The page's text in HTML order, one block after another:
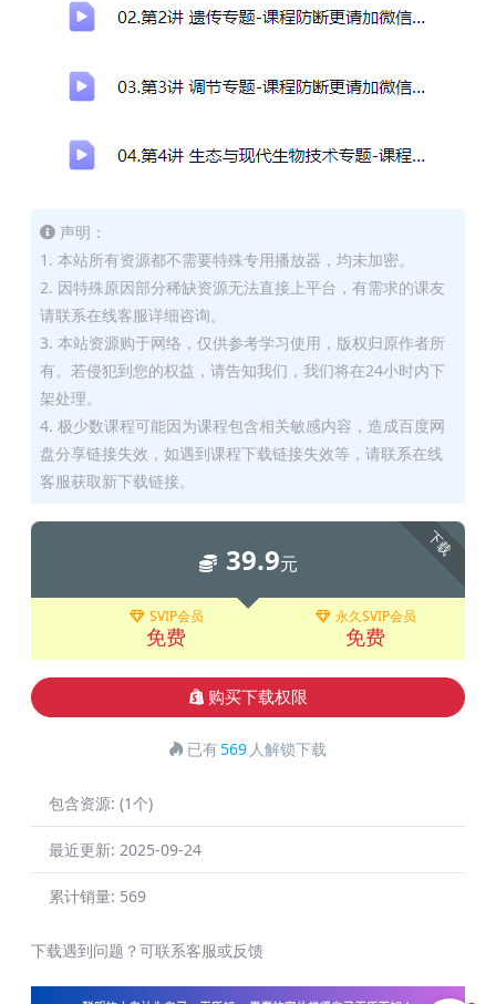
声明：
1. 本站所有资源都不需要特殊专用播放器，均未加密。
2. 因特殊原因部分稀缺资源无法直接上平台，有需求的课友
请联系在线客服详细咨询。
3. 本站资源购于网络，仅供参考学习使用，版权归原作者所
有。若侵犯到您的权益，请告知我们，我们将在24小时内下
架处理。
4. 极少数课程可能因为课程包含相关敏感内容，造成百度网
盘分享链接失效，如遇到课程下载链接失效等，请联系在线
客服获取新下载链接。
下载
39.9元
SVIP会员
免费
永久SVIP会员
免费
购买下载权限
已有569 人解锁下载
包含资源: (1个)
最近更新: 2025-09-24
累计销量: 569
下载遇到问题？可联系客服或反馈